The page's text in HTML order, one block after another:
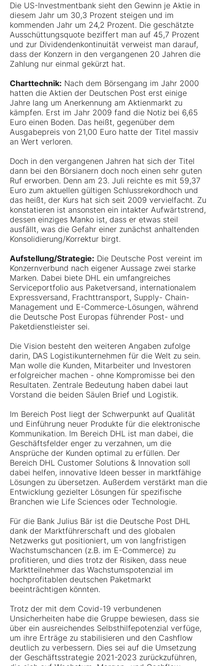
Die US-Investmentbank sieht den Gewinn je Aktie in
diesem Jahr um 30,3 Prozent steigen und im
kommenden Jahr um 24,2 Prozent. Die geschätzte
Ausschüttungsquote beziffert man auf 45,7 Prozent
und zur Dividendenkontinuität verweist man darauf,
dass der Konzern in den vergangenen 20 Jahren die
Zahlung nur einmal gekürzt hat.
Charttechnik: Nach dem Börsengang im Jahr 2000
hatten die Aktien der Deutschen Post erst einige
Jahre lang um Anerkennung am Aktienmarkt zu
kämpfen. Erst im Jahr 2009 fand die Notiz bei 6,65
Euro einen Boden. Das heißt, gegenüber dem
Ausgabepreis von 21,00 Euro hatte der Titel massiv
an Wert verloren.
Doch in den vergangenen Jahren hat sich der Titel
dann bei den Börsianern doch noch einen sehr guten
Ruf erworben. Denn am 23. Juli reichte es mit 59,37
Euro zum aktuellen gültigen Schlussrekordhoch und
das heißt, der Kurs hat sich seit 2009 vervielfacht. Zu
konstatieren ist ansonsten ein intakter Aufwärtstrend,
dessen einziges Manko ist, dass er etwas steil
ausfällt, was die Gefahr einer zunächst anhaltenden
Konsolidierung/Korrektur birgt.
Aufstellung/Strategie: Die Deutsche Post vereint im
Konzernverbund nach eigener Aussage zwei starke
Marken. Dabei biete DHL ein umfangreiches
Serviceportfolio aus Paketversand, internationalem
Expressversand, Frachttransport, Supply- Chain-
Management und E-Commerce-Lösungen, während
die Deutsche Post Europas führender Post- und
Paketdienstleister sei.
Die Vision besteht den weiteren Angaben zufolge
darin, DAS Logistikunternehmen für die Welt zu sein.
Man wolle die Kunden, Mitarbeiter und Investoren
erfolgreicher machen - ohne Kompromisse bei den
Resultaten. Zentrale Bedeutung haben dabei laut
Vorstand die beiden Säulen Brief und Logistik.
Im Bereich Post liegt der Schwerpunkt auf Qualität
und Einführung neuer Produkte für die elektronische
Kommunikation. Im Bereich DHL ist man dabei, die
Geschäftsfelder enger zu verzahnen, um die
Ansprüche der Kunden optimal zu erfüllen. Der
Bereich DHL Customer Solutions & Innovation soll
dabei helfen, innovative Ideen besser in marktfähige
Lösungen zu übersetzen. Außerdem verstärkt man die
Entwicklung gezielter Lösungen für spezifische
Branchen wie Life Sciences oder Technologie.
Für die Bank Julius Bär ist die Deutsche Post DHL
dank der Marktführerschaft und des globalen
Netzwerks gut positioniert, um von langfristigen
Wachstumschancen (z.B. im E-Commerce) zu
profitieren, und dies trotz der Risiken, dass neue
Marktteilnehmer das Wachstumspotenzial im
hochprofitablen deutschen Paketmarkt
beeinträchtigen könnten.
Trotz der mit dem Covid-19 verbundenen
Unsicherheiten habe die Gruppe bewiesen, dass sie
über ein ausreichendes Selbsthilfepotenzial verfüge,
um ihre Erträge zu stabilisieren und den Cashflow
deutlich zu verbessern. Dies sei auf die Umsetzung
der Geschäftsstrategie 2021-2023 zurückzuführen,